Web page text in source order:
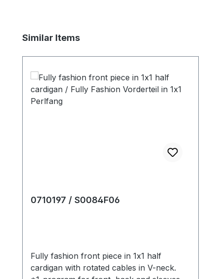
Пропустить галерею продуктов
Similar Items
0710197 / S0084F06
Fully fashion front piece in 1x1 half
cardigan with rotated cables in V-neck.